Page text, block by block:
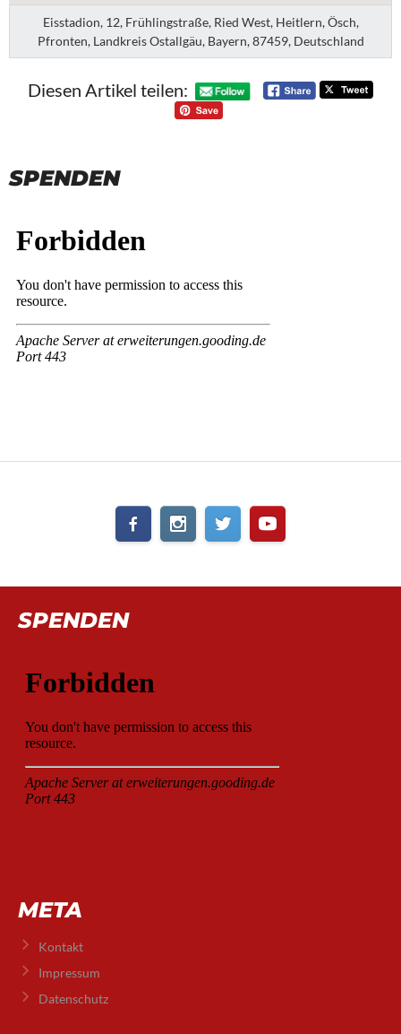
Eisstadion, 12, Frühlingstraße, Ried West, Heitlern, Ösch,
Pfronten, Landkreis Ostallgäu, Bayern, 87459, Deutschland
Diesen Artikel teilen:
SPENDEN
SPENDEN
META
Kontakt
Impressum
Datenschutz